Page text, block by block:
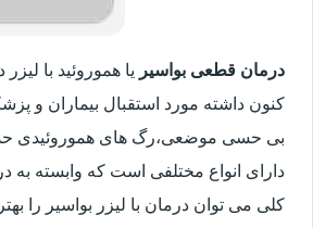
درمان قطعی بواسیر یا هموروئید با
کنون داشته مورد استقبال بیماران و
بی حسی موضعی،رگ های هموروئیدی
دارای انواع مختلفی است که وابسته
کلی می توان درمان با لیزر بواسیر را